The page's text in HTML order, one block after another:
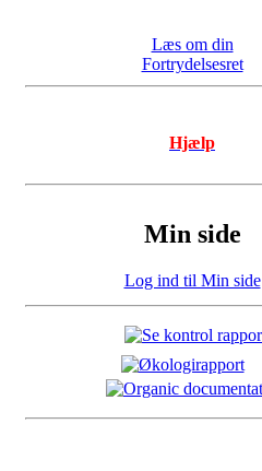
Læs om din
Fortrydelsesret
Hjælp
Min side
Log ind til Min side